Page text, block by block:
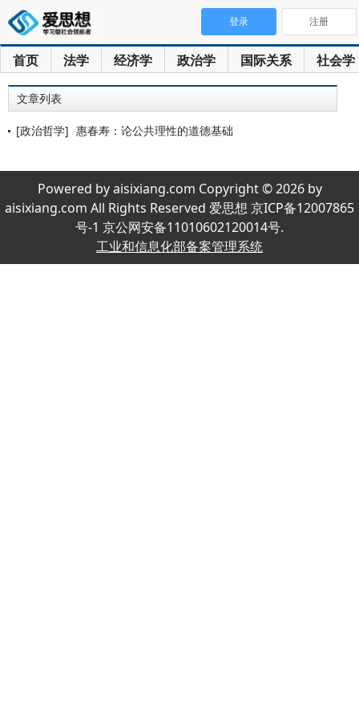
首页 法学 经济学 政治学 国际关系 社会学
登录 注册
文章列表
[政治哲学] 惠春寿：论公共理性的道德基础
Powered by aisixiang.com Copyright © 2026 by
aisixiang.com All Rights Reserved 爱思想 京ICP备12007865
号-1 京公网安备11010602120014号.
工业和信息化部备案管理系统